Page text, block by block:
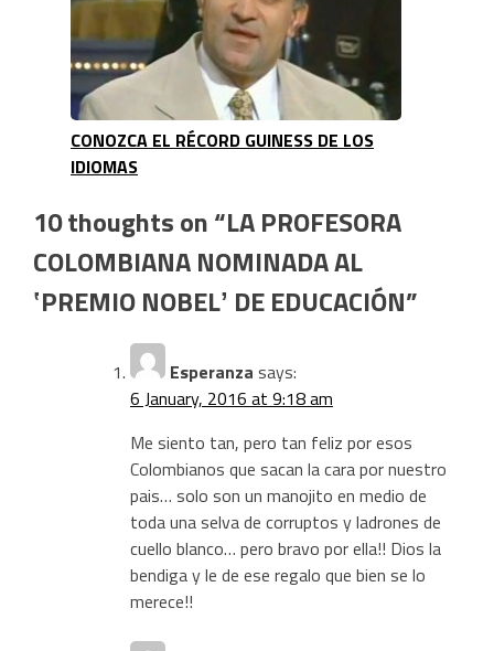
CONOZCA EL RÉCORD GUINESS DE LOS
IDIOMAS
10 thoughts on “LA PROFESORA
COLOMBIANA NOMINADA AL
‛PREMIO NOBELʼ DE EDUCACIÓN”
Esperanza says:
6 January, 2016 at 9:18 am
Me siento tan, pero tan feliz por esos
Colombianos que sacan la cara por nuestro
pais… solo son un manojito en medio de
toda una selva de corruptos y ladrones de
cuello blanco… pero bravo por ella!! Dios la
bendiga y le de ese regalo que bien se lo
merece!!